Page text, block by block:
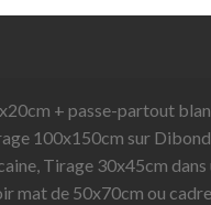
+ passe-partout
100x150cm sur
Tirage 30x45cm dans
mat de 50x70cm ou